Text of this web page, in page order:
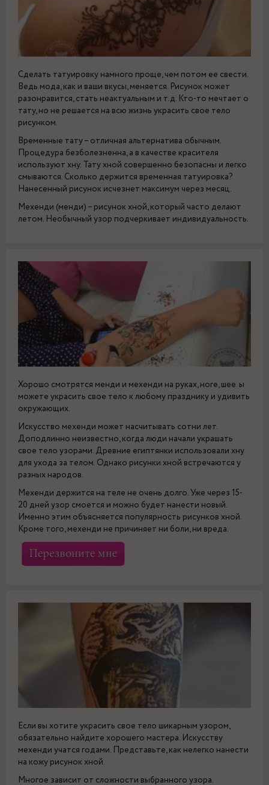
Сделать татуировку намного проще, чем потом ее свести.
Ведь мода, как и ваши вкусы, меняется. Рисунок может
разонравится, стать неактуальным и т.д. Кто-то мечтает о
тату, но не решается на всю жизнь украсить свое тело
рисунком.
Временные тату – отличная альтернатива обычным.
Процедура безболезненна, а в качестве красителя
используют хну. Тату хной совершенно безопасны и легко
смываются. Сколько держится временная татуировка?
Нанесенный рисунок исчезнет максимум через месяц.
Мехенди (менди) – рисунок хной, который часто делают
летом. Необычный узор подчеркивает индивидуальность.
Хорошо смотрятся менди и мехенди на руках, ноге, шее. ы
можете украсить свое тело к любому празднику и удивить
окружающих.
Искусство мехенди может насчитывать сотни лет.
Доподлинно неизвестно, когда люди начали украшать
свое тело узорами. Древние египтянки использовали хну
для ухода за телом. Однако рисунки хной встречаются у
разных народов.
Мехенди держится на теле не очень долго. Уже через 15-
20 дней узор смоется и можно будет нанести новый.
Именно этим объясняется популярность рисунков хной.
Кроме того, мехенди не причиняет ни боли, ни вреда.
Если вы хотите украсить свое тело шикарным узором,
обязательно найдите хорошего мастера. Искусству
мехенди учатся годами. Представьте, как нелегко нанести
на кожу рисунок хной.
Многое зависит от сложности выбранного узора.